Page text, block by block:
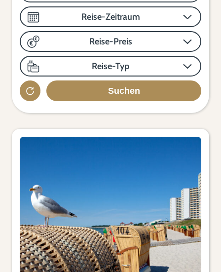
Reise-Zeitraum
Reise-Preis
Reise-Typ
Suchen